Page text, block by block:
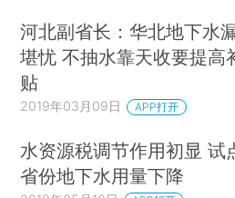
河北副省长：华北地下水
堪忧 不抽水靠天收要提高
贴
2019年03月09日 APP打开
水资源税调节作用初显 试
省份地下水用量下降